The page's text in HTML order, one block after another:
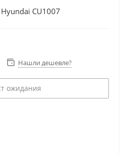
CU1007
Нашли дешевле?
ожидания